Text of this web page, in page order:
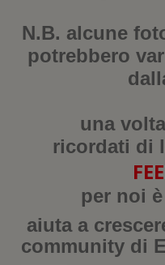
N.B. alcune
potrebbero
una
ricordati di
per noi
aiuta a
community di